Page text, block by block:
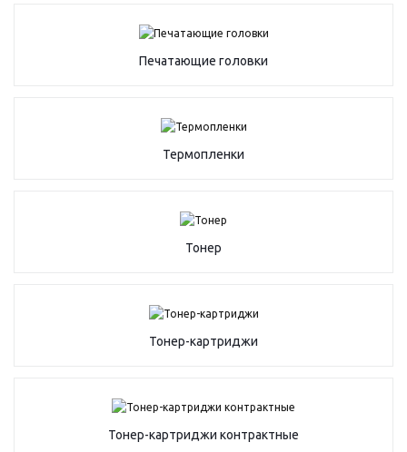
Печатающие головки
Термопленки
Тонер
Тонер-картриджи
Тонер-картриджи контрактные